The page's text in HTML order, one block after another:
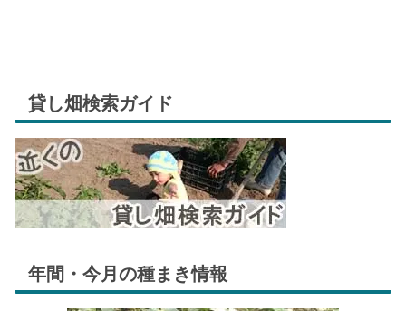
貸し畑検索ガイド
年間・今月の種まき情報